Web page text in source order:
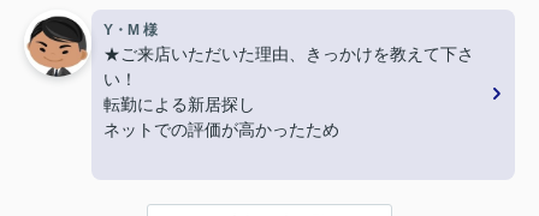
LINEでのコミュニケーションでやりやすい！
★担当者、または当店に一言お願い致します！
沢山LINEを送ってしまいましたが、
丁寧にご対応いただきありがとうございました‼
Y・M 様
★ご来店いただいた理由、きっかけを教えて下さ
い！
転勤による新居探し
ネットでの評価が高かったため
★お店の雰囲気や担当者の印象・対応はどうでした